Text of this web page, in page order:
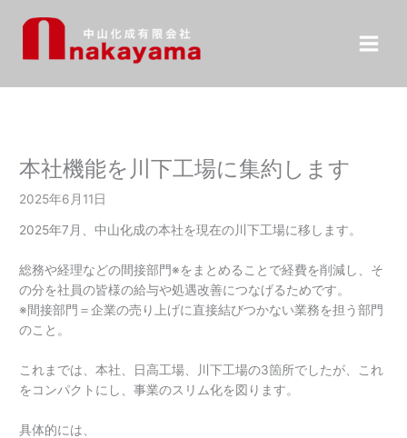
キ
本社機能を川下工場に集約します
2025年6月11日
2025年7月、中山化成の本社を現在の川下工場に移します。
総務や経理などの間接部門※をまとめることで経費を削減し、そ
の分を社員の皆様の給与や処遇改善につなげるためです。
※間接部門＝企業の売り上げに直接結びつかない業務を担う部門
のこと。
これまでは、本社、日高工場、川下工場の3箇所でしたが、これ
をコンパクトにし、事業のスリム化を図ります。
具体的には、